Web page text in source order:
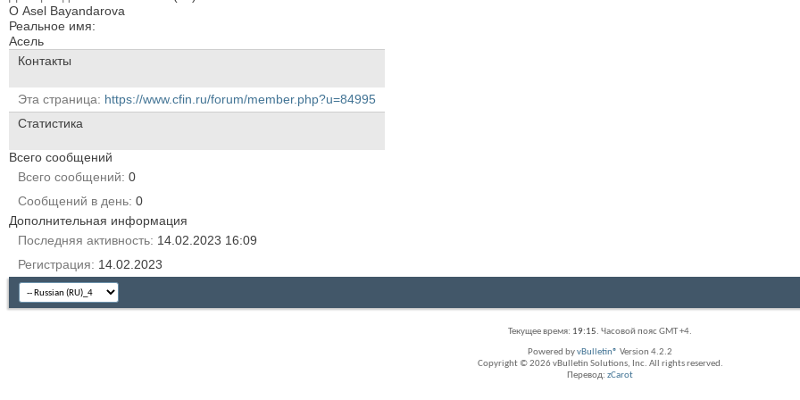
О Asel Bayandarova
Реальное имя:
Асель
Контакты
Эта страница https://www.cfin.ru/forum/member.php?u=84995
Статистика
Всего сообщений
Всего сообщений 0
Сообщений в день 0
Дополнительная информация
Последняя активность 14.02.2023 16:09
Регистрация
14.02.2023
Текущее время: 19:15. Часовой пояс GMT +4.
Powered byvBulletin® Version 4.2.2
Copyright © 2026 vBulletin Solutions, Inc. All rights reserved.
Перевод: zCarot